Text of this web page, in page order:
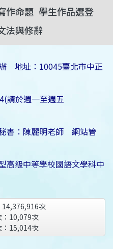
作命題 學生作品選登
法與修辭
地址：10045臺北市中正
請於週一至週五
書：陳麗明老師 網站管
高級中等學校國語文學科中
14,376,916次
10,079次
15,014次